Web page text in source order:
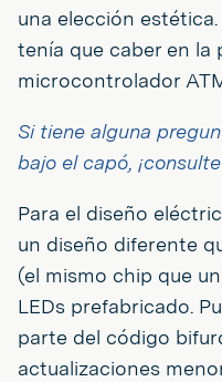
una elección
tenía que caber en la
microcontrolador
Si tiene alguna
bajo el capó,
Para el diseño
un diseño diferente
(el mismo chip que
LEDs prefabricado.
parte del código
actualizaciones